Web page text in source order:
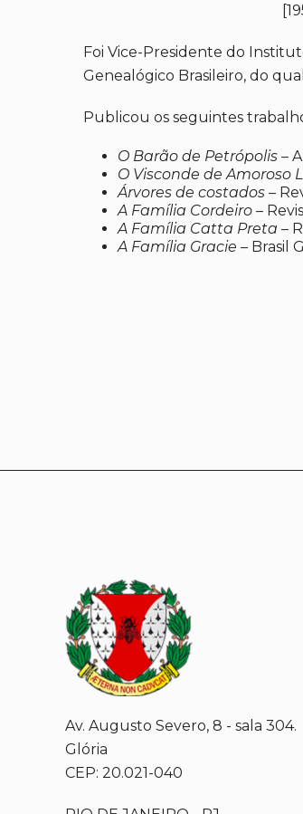
Foi Vice-Presidente do
Genealógico Brasileiro, do
Publicou os seguintes
O Barão de Petrópolis –
O Visconde de Amoroso
Árvores de costados–
A Família Cordeiro–
A Família Catta Preta –
A Família Gracie – Brasil
Av. Augusto Severo, 8 - sala 304.
Glória
CEP: 20.021-040